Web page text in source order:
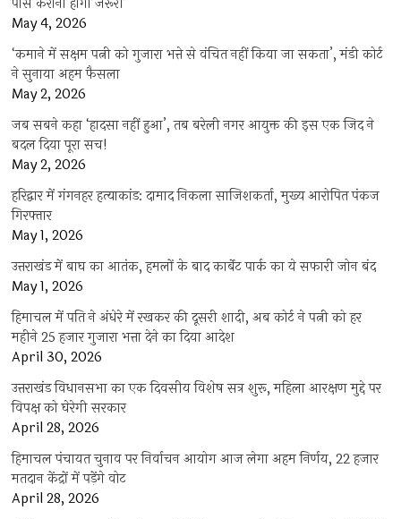
पास कराना होगा जरूरी
May 4, 2026
‘कमाने में सक्षम पत्नी को गुजारा भत्ते से वंचित नहीं किया जा सकता’, मंडी कोर्ट
ने सुनाया अहम फैसला
May 2, 2026
जब सबने कहा ‘हादसा नहीं हुआ’, तब बरेली नगर आयुक्त की इस एक जिद ने
बदल दिया पूरा सच!
May 2, 2026
हरिद्वार में गंगनहर हत्याकांड: दामाद निकला साजिशकर्ता, मुख्य आरोपित पंकज
गिरफ्तार
May 1, 2026
उत्तराखंड में बाघ का आतंक, हमलों के बाद कार्बेट पार्क का ये सफारी जोन बंद
May 1, 2026
हिमाचल में पति ने अंधेरे में रखकर की दूसरी शादी, अब कोर्ट ने पत्नी को हर
महीने 25 हजार गुजारा भत्ता देने का दिया आदेश
April 30, 2026
उत्तराखंड विधानसभा का एक दिवसीय विशेष सत्र शुरू, महिला आरक्षण मुद्दे पर
विपक्ष को घेरेगी सरकार
April 28, 2026
हिमाचल पंचायत चुनाव पर निर्वाचन आयोग आज लेगा अहम निर्णय, 22 हजार
मतदान केंद्रों में पड़ेंगे वोट
April 28, 2026